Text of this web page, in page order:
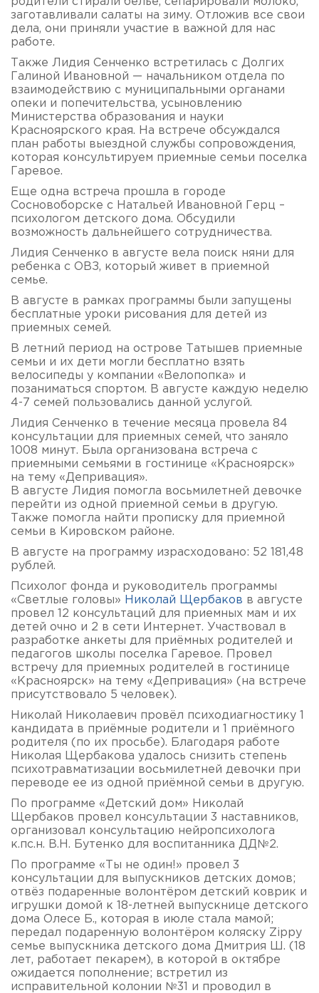
заготавливали салаты на зиму. Отложив все свои
дела, они приняли участие в важной для нас
работе.
Также Лидия Сенченко встретилась с Долгих
Галиной Ивановной — начальником отдела по
взаимодействию с муниципальными органами
опеки и попечительства, усыновлению
Министерства образования и науки
Красноярского края. На встрече обсуждался
план работы выездной службы сопровождения,
которая консультируем приемные семьи поселка
Гаревое.
Еще одна встреча прошла в городе
Сосновоборске с Натальей Ивановной Герц –
психологом детского дома. Обсудили
возможность дальнейшего сотрудничества.
Лидия Сенченко в августе вела поиск няни для
ребенка с ОВЗ, который живет в приемной
семье.
В августе в рамках программы были запущены
бесплатные уроки рисования для детей из
приемных семей.
В летний период на острове Татышев приемные
семьи и их дети могли бесплатно взять
велосипеды у компании «Велопопка» и
позаниматься спортом. В августе каждую неделю
4-7 семей пользовались данной услугой.
Лидия Сенченко в течение месяца провела 84
консультации для приемных семей, что заняло
1008 минут. Была организована встреча с
приемными семьями в гостинице «Красноярск»
на тему «Депривация».
В августе Лидия помогла восьмилетней девочке
перейти из одной приемной семьи в другую.
Также помогла найти прописку для приемной
семьи в Кировском районе.
В августе на программу израсходовано: 52 181,48
рублей.
Психолог фонда и руководитель программы
«Светлые головы» Николай Щербаков в августе
провел 12 консультаций для приемных мам и их
детей очно и 2 в сети Интернет. Участвовал в
разработке анкеты для приёмных родителей и
педагогов школы поселка Гаревое. Провел
встречу для приемных родителей в гостинице
«Красноярск» на тему «Депривация» (на встрече
присутствовало 5 человек).
Николай Николаевич провёл психодиагностику 1
кандидата в приёмные родители и 1 приёмного
родителя (по их просьбе). Благодаря работе
Николая Щербакова удалось снизить степень
психотравматизации восьмилетней девочки при
переводе ее из одной приёмной семьи в другую.
По программе «Детский дом» Николай
Щербаков провел консультации 3 наставников,
организовал консультацию нейропсихолога
к.пс.н. В.Н. Бутенко для воспитанника ДД№2.
По программе «Ты не один!» провел 3
консультации для выпускников детских домов;
отвёз подаренные волонтёром детский коврик и
игрушки домой к 18-летней выпускнице детского
дома Олесе Б., которая в июле стала мамой;
передал подаренную волонтёром коляску Zippy
семье выпускника детского дома Дмитрия Ш. (18
лет, работает пекарем), в которой в октябре
ожидается пополнение; встретил из
исправительной колонии №31 и проводил в